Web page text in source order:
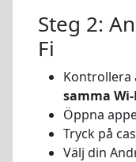
Steg 2:
Fi
Kontrollera
samma
Öppna
Tryck på
Välj din